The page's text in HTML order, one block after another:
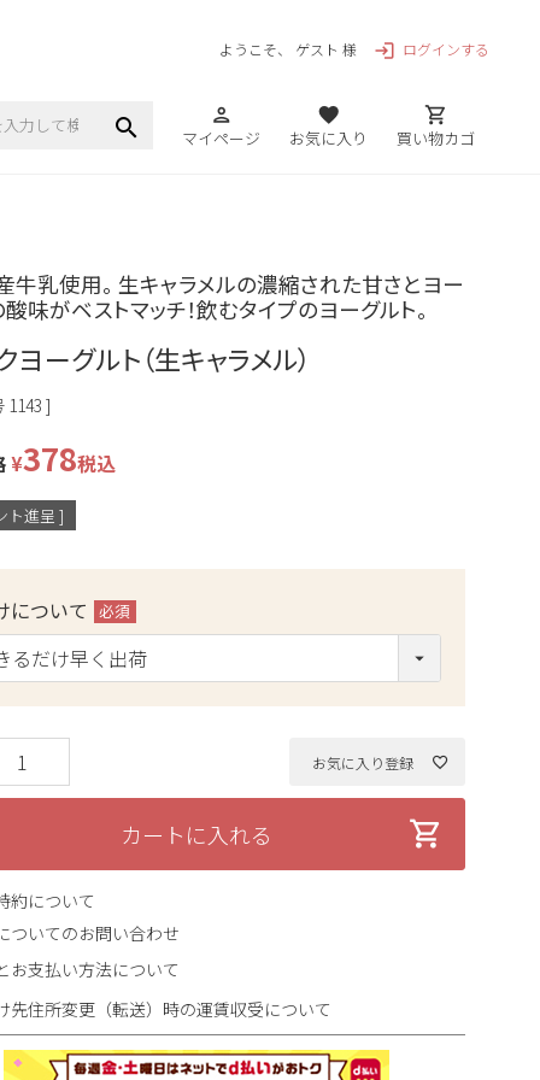
ようこそ、 ゲスト 様 login ログインする
search person
マイページ
favorite
お気に入り
shopping_cart
買い物カゴ
牛乳使用。 生キャラメルの濃縮された甘さとヨー
味がベストマッチ！飲むタイプのヨーグルト。
ヨーグルト（生キャラメル）
1143
¥378税込
ト進呈 ]
について
(必
須)
お気に入り登録
カートに入れる
約について
ついてのお問い合わせ
お支払い方法について
先住所変更（転送）時の運賃収受について